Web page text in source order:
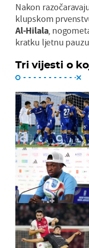
Nakon
klupskom
Al-Hilala,
kratku ljetnu
Tri vijesti o